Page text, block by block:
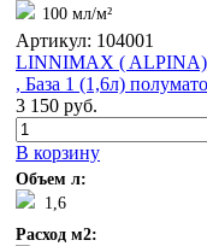
100 мл/м²
Артикул: 104001
LINNIMAX ( ALPINA)
, База 1 (1,6л)
3 150 руб.
В корзину
Объем л:
1,6
Расход м2: